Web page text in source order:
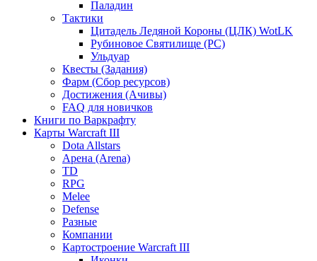
Паладин
Тактики
Цитадель Ледяной Короны (ЦЛК) WotLK
Рубиновое Святилище (РС)
Ульдуар
Квесты (Задания)
Фарм (Сбор ресурсов)
Достижения (Ачивы)
FAQ для новичков
Книги по Варкрафту
Карты Warcraft III
Dota Allstars
Арена (Arena)
TD
RPG
Melee
Defense
Разные
Компании
Картостроение Warcraft III